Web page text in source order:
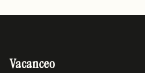
Vacanceo